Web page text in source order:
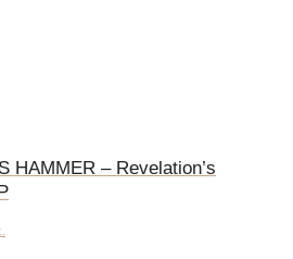
HAMMER – Revelation’s